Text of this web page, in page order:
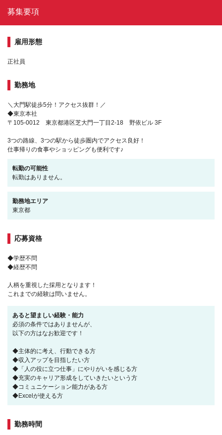
募集要項
雇用形態
正社員
勤務地
＼大門駅徒歩5分！アクセス抜群！／
◆東京本社
〒105-0012 東京都港区芝大門一丁目2-18 野依ビル 3F
3つの路線、3つの駅から徒歩圏内でアクセス良好！
仕事帰りの食事やショッピングも便利です♪
転勤の可能性
転勤はありません。
勤務地エリア
東京都
応募資格
◆学歴不問
◆経歴不問
人柄を重視した採用となります！
これまでの経験は問いません。
あると望ましい経験・能力
必須の条件ではありませんが、
以下の方はなお歓迎です！
◆主体的に考え、行動できる方
◆収入アップを目指したい方
◆「人の役に立つ仕事」にやりがいを感じる方
◆充実のキャリア形成をしていきたいという方
◆コミュニケーション能力がある方
◆Excelが使える方
勤務時間